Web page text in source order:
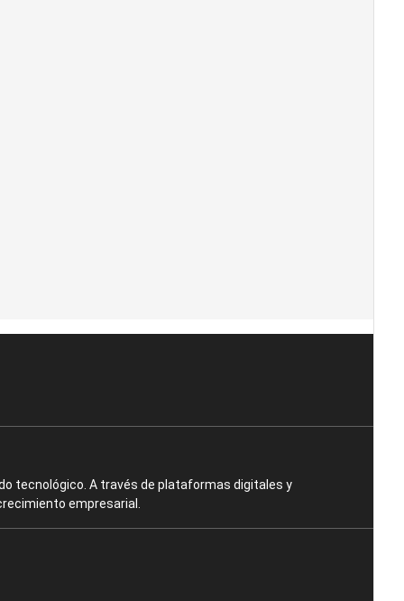
tecnológico. A través de plataformas digitales y
empresarial.